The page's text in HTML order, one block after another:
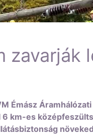
zavarják
Émász
km-es